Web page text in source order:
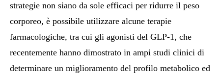
strategie non siano da sole efficaci per ridurre il peso
corporeo, è possibile utilizzare alcune terapie
farmacologiche, tra cui gli agonisti del GLP-1, che
recentemente hanno dimostrato in ampi studi clinici di
determinare un miglioramento del profilo metabolico ed